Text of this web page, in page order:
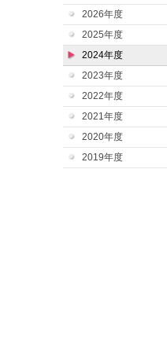
2026年度
2025年度
2024年度
2023年度
2022年度
2021年度
2020年度
2019年度